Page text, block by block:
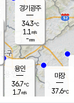
용인
36.7℃
1.7m/s
경기광주
34.3℃
1.1 m/s
-mm
마장
37.6℃